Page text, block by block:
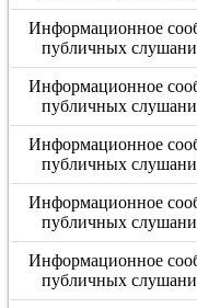
Информационное
публичных
Информационное
публичных
Информационное
публичных
Информационное
публичных
Информационное
публичных